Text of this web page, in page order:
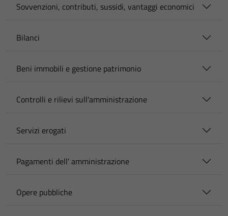
Sovvenzioni, contributi, sussidi, vantaggi economici
Bilanci
Beni immobili e gestione patrimonio
Controlli e rilievi sull'amministrazione
Servizi erogati
Pagamenti dell' amministrazione
Opere pubbliche